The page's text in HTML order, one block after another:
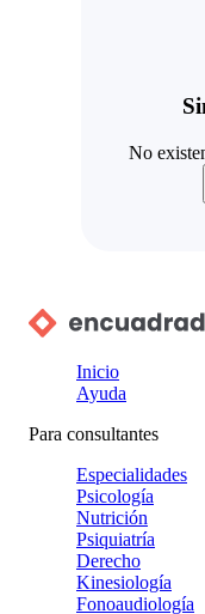
No
Inicio
Ayuda
Para consultantes
Especialidades
Psicología
Nutrición
Psiquiatría
Derecho
Kinesiología
Fonoaudiología